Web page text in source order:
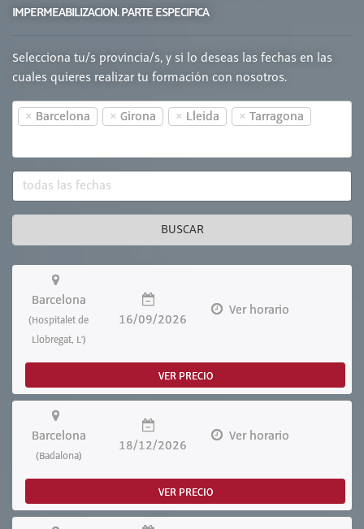
IMPERMEABILIZACION. PARTE ESPECIFICA
Selecciona tu/s provincia/s, y si lo deseas las fechas en las
cuales quieres realizar tu formación con nosotros.
× Barcelona × Girona × Lleida × Tarragona
BUSCAR
Barcelona
(Hospitalet de
Llobregat, L')
16/09/2026
Ver horario
VER PRECIO
Barcelona
(Badalona)
18/12/2026
Ver horario
VER PRECIO